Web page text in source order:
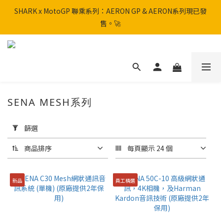
SHARK x MotoGP 聯乘系列：AERON GP & AERON系列現已發
售。🚀
SHARK x MotoGP 聯乘系列：AERON GP & AERON系列現已發
售。🚀
📦 【全新上架】NHK Helmet 到貨通知：S1GP & K5R 熱銷款式全
用
篩
選
(0/20)
品
牌
SENA MESH系列
篩選
商品排序 每頁顯示 24 個
新品 員工精選